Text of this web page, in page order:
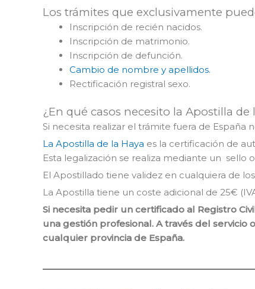
Los trámites que exclusivamente
Inscripción de recién nacidos.
Inscripción de matrimonio.
Inscripción de defunción.
Cambio de nombre y apellidos.
Rectificación registral sexo.
¿En qué casos necesito la Apostilla de
Si necesita realizar el trámite fuera de España
La Apostilla de la Haya es la certificación de
Esta legalización se realiza mediante un sello
El Apostillado tiene validez en cualquiera de
La Apostilla tiene un coste adicional de 25€
Si necesita pedir un certificado al Registro
una gestión profesional. A través del
cualquier provincia de España.